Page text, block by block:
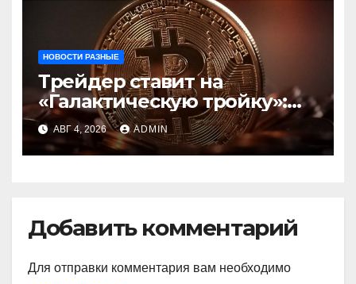
НОВОСТИ РАЗНЫЕ
Трейдер ставит на
«Галактическую тройку»:
Circle, Coinbase и ETH
АВГ 4, 2026 ADMIN
Добавить комментарий
Для отправки комментария вам необходимо